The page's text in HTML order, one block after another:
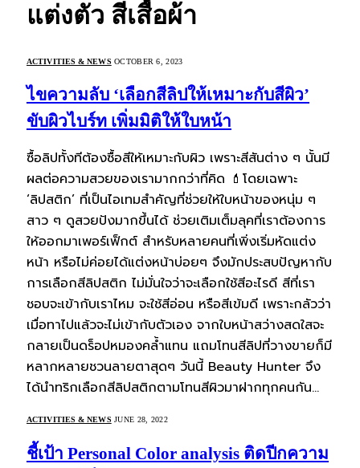
แต่งตัว สีเสื้อผ้า
ACTIVITIES & NEWS OCTOBER 6, 2023
ไขความลับ ‘เลือกสีลิปให้เหมาะกับสีผิว’
ขับผิวไบร์ท เพิ่มมิติให้ใบหน้า
ซื้อลิปทั้งทีต้องซื้อสีให้เหมาะกับผิว เพราะสีสันต่าง ๆ นั้นมี
ผลต่อความสวยของเรามากกว่าที่คิด 💄โดยเฉพาะ
‘ลิปสติก’ ที่เป็นไอเทมสำคัญที่ช่วยให้ใบหน้าของหนุ่ม ๆ
สาว ๆ ดูสวยปังมากขึ้นได้ ช่วยเติมเต็มลุคที่เราต้องการ
ให้ออกมาเพอร์เฟ็กต์ สำหรับหลายคนที่เพิ่งเริ่มหัดแต่ง
หน้า หรือไม่ค่อยได้แต่งหน้าบ่อยๆ จึงมักประสบปัญหากับ
การเลือกสีลิปสติก ไม่มั่นใจว่าจะเลือกใช้สีอะไรดี สีที่เรา
ชอบจะเข้ากับเราไหม จะใช้สีอ่อน หรือสีเข้มดี เพราะกลัวว่า
เมื่อทาไปแล้วจะไม่เข้ากับตัวเอง จากใบหน้าสว่างสดใสจะ
กลายเป็นดร็อปหมองคล้ำแทน แถมโทนสีลิปที่วางขายก็มี
หลากหลายชวนลายตาสุดๆ วันนี้ Beauty Hunter จึง
ได้นำทริกเลือกสีลิปสติกตามโทนสีผิวมาฝากทุกคนกัน…
ACTIVITIES & NEWS JUNE 28, 2022
ชี้เป้า Personal Color analysis ติดปีกความ